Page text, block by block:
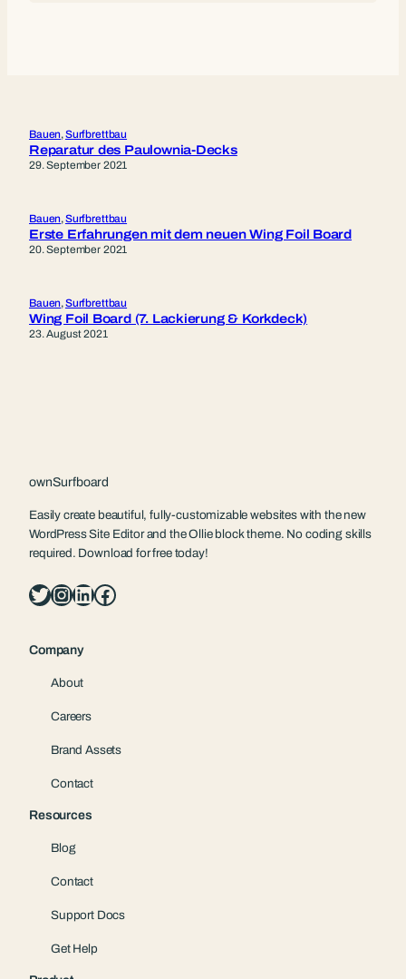
Bauen, Surfbrettbau
Reparatur des Paulownia-Decks
29. September 2021
Bauen, Surfbrettbau
Erste Erfahrungen mit dem neuen Wing Foil Board
20. September 2021
Bauen, Surfbrettbau
Wing Foil Board (7. Lackierung & Korkdeck)
23. August 2021
ownSurfboard
Easily create beautiful, fully-customizable websites with the new
WordPress Site Editor and the Ollie block theme. No coding skills
required. Download for free today!
Twitter InstagramLinkedIn Facebook
Company
About
Careers
Brand Assets
Contact
Resources
Blog
Contact
Support Docs
Get Help